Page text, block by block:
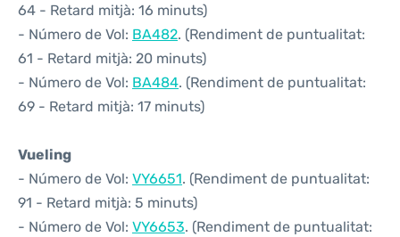
64 - Retard mitjà: 16 minuts)
- Número de Vol: BA482. (Rendiment de puntualitat:
61 - Retard mitjà: 20 minuts)
- Número de Vol: BA484. (Rendiment de puntualitat:
69 - Retard mitjà: 17 minuts)
Vueling
- Número de Vol: VY6651. (Rendiment de puntualitat:
91 - Retard mitjà: 5 minuts)
- Número de Vol: VY6653. (Rendiment de puntualitat: